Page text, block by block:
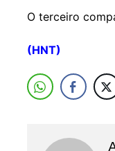
O terceiro
(HNT)